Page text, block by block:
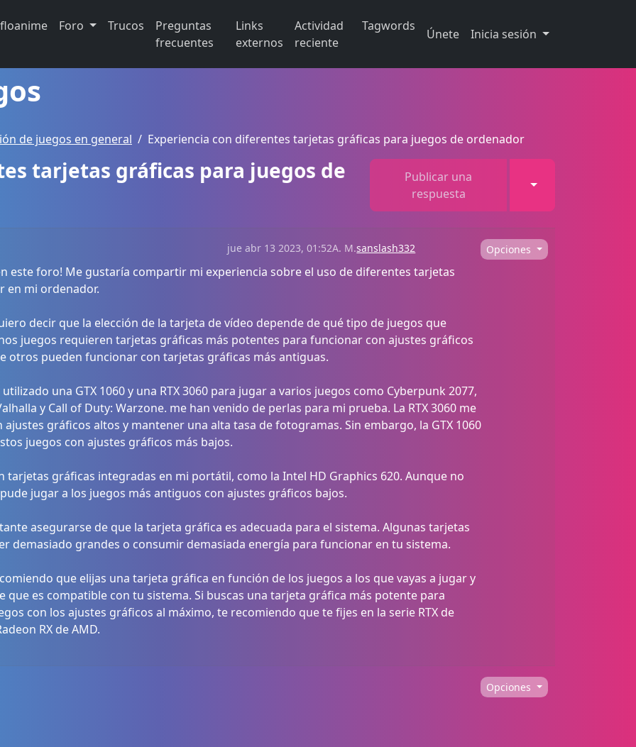
Foro Trucos
Preguntas
frecuentes
Links
externos
Actividad
reciente
Tagwords
Únete Inicia sesión
de juegos en general Experiencia con diferentes tarjetas gráficas para juegos de ordenador
tarjetas gráficas para juegos de
Publicar una
respuesta
Toggle Dropdown
jue abr 13 2023, 01:52A. M.sanslash332 Opciones
este foro! Me gustaría compartir mi experiencia sobre el uso de diferentes tarjetas
en mi ordenador.
decir que la elección de la tarjeta de vídeo depende de qué tipo de juegos que
juegos requieren tarjetas gráficas más potentes para funcionar con ajustes gráficos
otros pueden funcionar con tarjetas gráficas más antiguas.
una GTX 1060 y una RTX 3060 para jugar a varios juegos como Cyberpunk 2077,
y Call of Duty: Warzone. me han venido de perlas para mi prueba. La RTX 3060 me
gráficos altos y mantener una alta tasa de fotogramas. Sin embargo, la GTX 1060
juegos con ajustes gráficos más bajos.
tarjetas gráficas integradas en mi portátil, como la Intel HD Graphics 620. Aunque no
jugar a los juegos más antiguos con ajustes gráficos bajos.
asegurarse de que la tarjeta gráfica es adecuada para el sistema. Algunas tarjetas
demasiado grandes o consumir demasiada energía para funcionar en tu sistema.
que elijas una tarjeta gráfica en función de los juegos a los que vayas a jugar y
que es compatible con tu sistema. Si buscas una tarjeta gráfica más potente para
con los ajustes gráficos al máximo, te recomiendo que te fijes en la serie RTX de
RX de AMD.
Opciones